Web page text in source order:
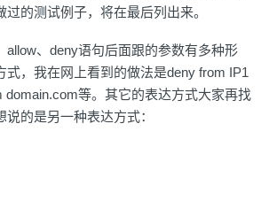
的测试例子，将在最后列出来。
allow、deny语句后面跟的参数有多种形
式，我在网上看到的做法是deny from IP1
domain.com等。其它的表达方式大家再找
的是另一种表达方式：